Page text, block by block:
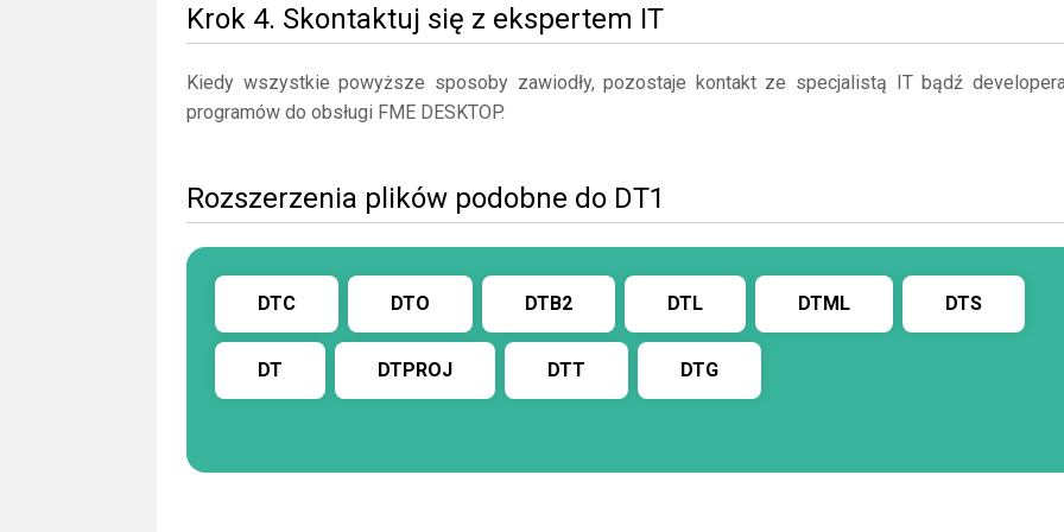
Krok 4. Skontaktuj się z ekspertem IT
Kiedy wszystkie powyższe sposoby zawiodły, pozostaje kontakt ze specjalistą IT bądź
programów do obsługi FME DESKTOP.
Rozszerzenia plików podobne do DT1
DTC DTO DTB2 DTL DTML DTS
DT DTPROJ DTT DTG